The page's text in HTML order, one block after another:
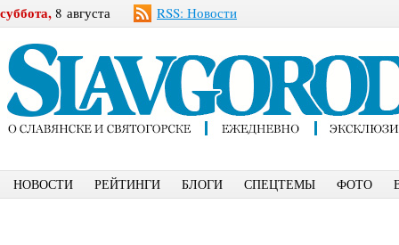
суббота, 8 августа RSS: Новости
НОВОСТИ РЕЙТИНГИ БЛОГИ СПЕЦТЕМЫ ФОТО